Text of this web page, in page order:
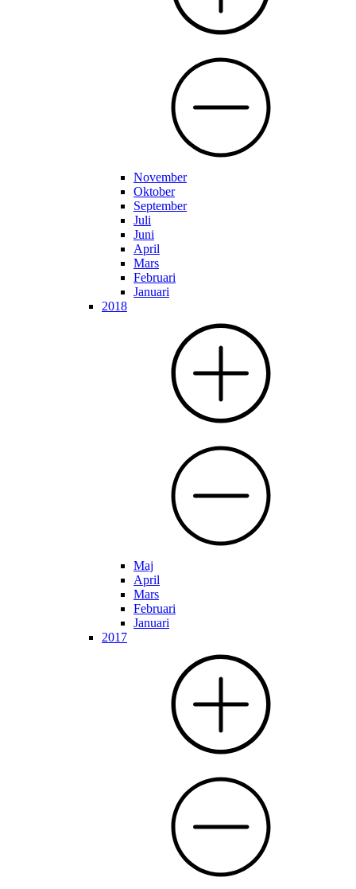
November
Oktober
September
Juli
Juni
April
Mars
Februari
Januari
2018
Maj
April
Mars
Februari
Januari
2017